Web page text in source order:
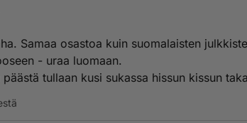
Samaa osastoa kuin suomalaisten
- uraa luomaan.
tullaan kusi sukassa hissun kissun